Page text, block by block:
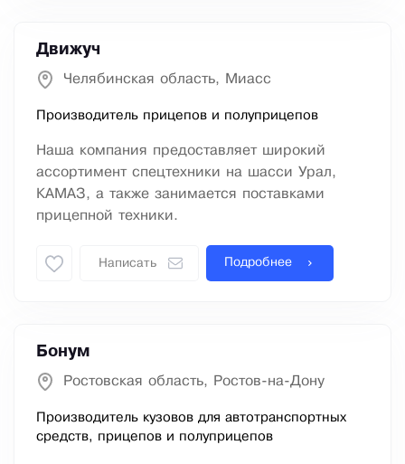
Движуч
Челябинская область, Миасс
Производитель прицепов и полуприцепов
Наша компания предоставляет широкий
ассортимент спецтехники на шасси Урал,
КАМАЗ, а также занимается поставками
прицепной техники.
Написать Подробнее
Бонум
Ростовская область, Ростов-на-Дону
Производитель кузовов для автотранспортных
средств, прицепов и полуприцепов